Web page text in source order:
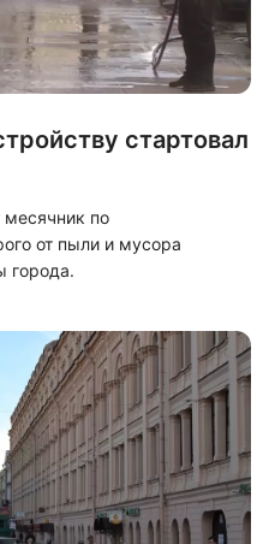
стартовал
месячник по
от пыли и мусора
города.
вы
конфиденциальности